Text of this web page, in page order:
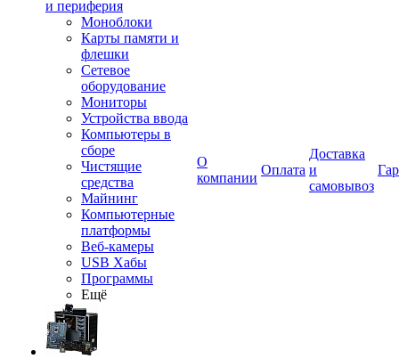
и периферия
Моноблоки
Карты памяти и
флешки
Сетевое
оборудование
Мониторы
Устройства ввода
Компьютеры в
сборе
Чистящие
средства
Майнинг
Компьютерные
платформы
Веб-камеры
USB Хабы
Программы
Ещё
О
компании
Оплата
Доставка
и
самовывоз